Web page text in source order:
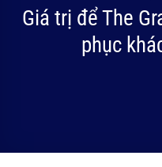
Giá trị để The
phục